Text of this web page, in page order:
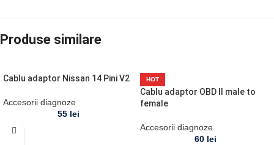
Produse similare
Cablu adaptor Nissan 14 Pini V2
Accesorii diagnoze
55 lei
HOT
Cablu adaptor OBD II male to
female
Accesorii diagnoze
60 lei